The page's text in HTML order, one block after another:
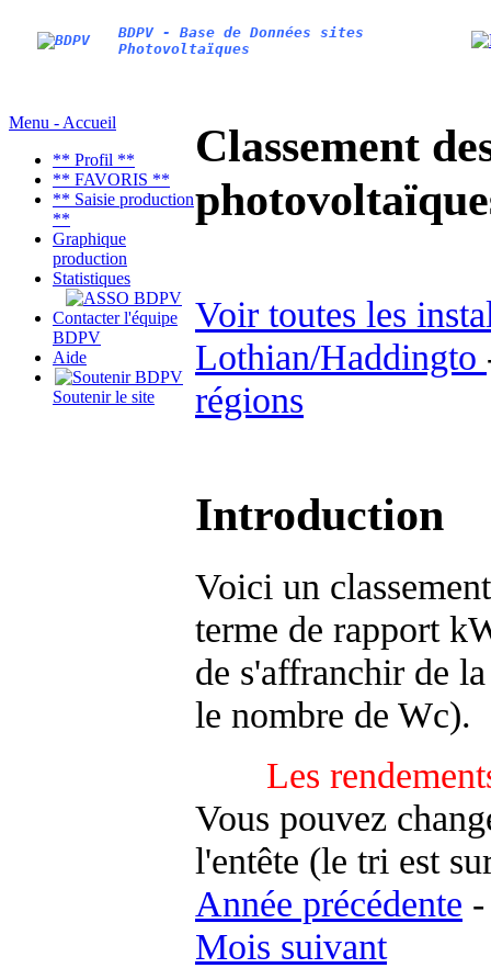
BDPV - Base de Données sites
Photovoltaïques
Menu - Accueil
** Profil **
** FAVORIS **
** Saisie production
**
Graphique
production
Statistiques
Contacter l'équipe
BDPV
Aide
Soutenir le site
Classement
Voir toutes les
Lothian/Haddingto
régions
Introduction
Voici un
terme de rapport
de s'affranchir de
le nombre de Wc).
Les
Vous pouvez
l'entête (le tri est
Année précédente -
Mois suivant